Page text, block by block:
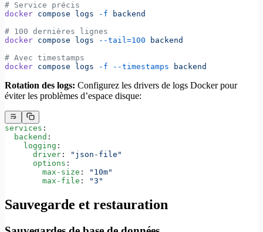
# Service précis
docker compose logs -f backend
# 100 dernières lignes
docker compose logs --tail=100 backend
# Avec timestamps
docker compose logs -f --timestamps backend
Rotation des logs: Configurez les drivers de logs Docker pour
éviter les problèmes d’espace disque:
services :
  backend
:
    logging
:
      driver
:
"json-file"
      options
:
        max-size
:
"10m"
        max-file
: "3"
Sauvegarde et restauration